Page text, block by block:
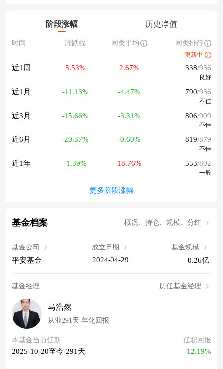
阶段涨幅 历史净值
时间 涨跌幅 同类平均 同类排行
更新中
近1周 5.53% 2.67% 338/936
良好
近1月 -11.13% -4.47% 790/936
不佳
近3月 -15.66% -3.31% 806/909
不佳
近6月 -20.37% -0.60% 819/879
不佳
近1年 -1.39% 18.76% 553/802
一般
更多阶段涨幅
基金档案 概况、持仓、规模、分红
基金公司
平安基金
成立日期
2024-04-29
基金规模
0.26亿
基金经理 历任基金经理
马浩然
从业291天 年化回报--
本基金当前任期
2025-10-20至今 291天
任职回报
-12.19%